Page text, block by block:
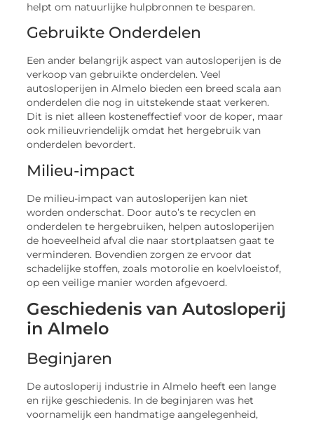
helpt om natuurlijke hulpbronnen te besparen.
Gebruikte Onderdelen
Een ander belangrijk aspect van autosloperijen is de
verkoop van gebruikte onderdelen. Veel
autosloperijen in Almelo bieden een breed scala aan
onderdelen die nog in uitstekende staat verkeren.
Dit is niet alleen kosteneffectief voor de koper, maar
ook milieuvriendelijk omdat het hergebruik van
onderdelen bevordert.
Milieu-impact
De milieu-impact van autosloperijen kan niet
worden onderschat. Door auto’s te recyclen en
onderdelen te hergebruiken, helpen autosloperijen
de hoeveelheid afval die naar stortplaatsen gaat te
verminderen. Bovendien zorgen ze ervoor dat
schadelijke stoffen, zoals motorolie en koelvloeistof,
op een veilige manier worden afgevoerd.
Geschiedenis van Autosloperij
in Almelo
Beginjaren
De autosloperij industrie in Almelo heeft een lange
en rijke geschiedenis. In de beginjaren was het
voornamelijk een handmatige aangelegenheid,